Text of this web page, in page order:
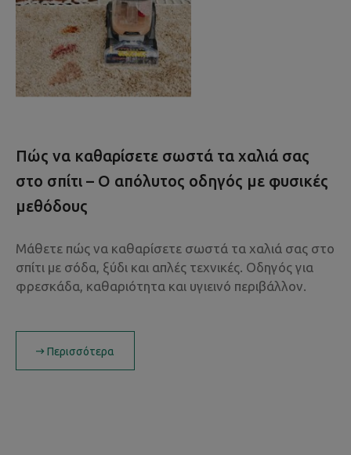
Πώς να καθαρίσετε σωστά τα χαλιά σας
στο σπίτι – Ο απόλυτος οδηγός με φυσικές
μεθόδους
Μάθετε πώς να καθαρίσετε σωστά τα χαλιά σας στο
σπίτι με σόδα, ξύδι και απλές τεχνικές. Οδηγός για
φρεσκάδα, καθαριότητα και υγιεινό περιβάλλον.
Περισσότερα